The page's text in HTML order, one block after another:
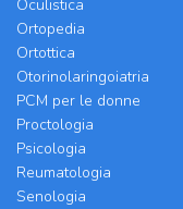
Oculistica
Ortopedia
Ortottica
Otorinolaringoiatria
PCM per le donne
Proctologia
Psicologia
Reumatologia
Senologia